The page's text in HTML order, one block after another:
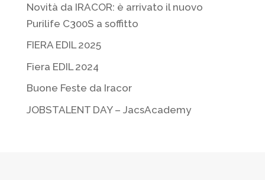
Novità da IRACOR: è arrivato il nuovo
Purilife C300S a soffitto
FIERA EDIL 2025
Fiera EDIL 2024
Buone Feste da Iracor
JOBSTALENT DAY – JacsAcademy